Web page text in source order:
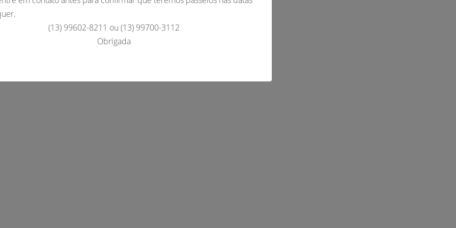
(13) 99602-8211 ou (13) 99700-3112
Obrigada